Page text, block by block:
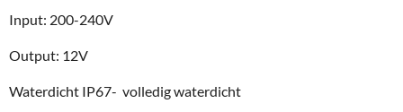
Input: 200-240V
Output: 12V
Waterdicht IP67- volledig waterdicht